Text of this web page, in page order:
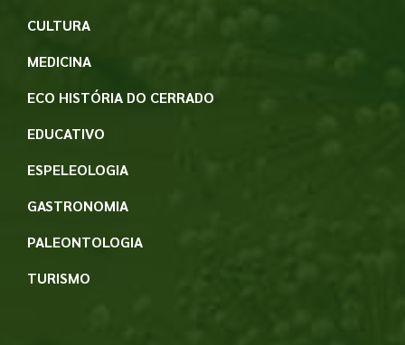
CULTURA
MEDICINA
ECO HISTÓRIA DO CERRADO
EDUCATIVO
ESPELEOLOGIA
GASTRONOMIA
PALEONTOLOGIA
TURISMO